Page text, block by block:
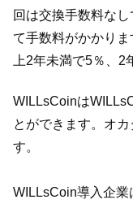
回は交換手数料な
て手数料がかかり
上2年未満で5％、2
WILLsCoinは
とができます。オ
す。
WILLsCoin導入企